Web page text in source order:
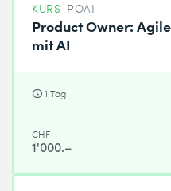
KURS POAI
Product Owner:
mit AI
1 Tag
CHF
1'000.–